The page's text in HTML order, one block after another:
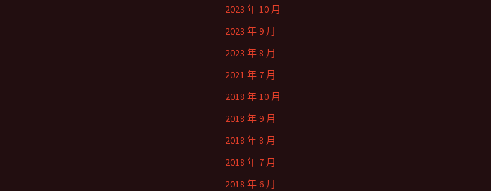
2023 年 10 月
2023 年 9 月
2023 年 8 月
2021 年 7 月
2018 年 10 月
2018 年 9 月
2018 年 8 月
2018 年 7 月
2018 年 6 月